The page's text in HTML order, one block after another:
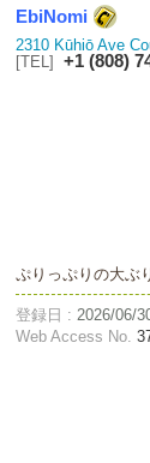
EbiNomi
2310 Kūhiō Ave
[TEL]
+1 (808)
ぷりっぷりの大ぶ
登録日 : 2026/06/
Web Access No.